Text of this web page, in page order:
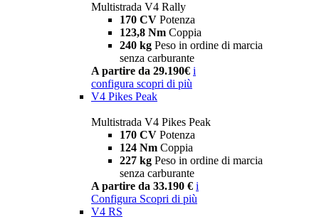
Multistrada V4 Rally
170 CV Potenza
123,8 Nm Coppia
240 kg Peso in ordine di marcia
senza carburante
A partire da 29.190€ i
configura scopri di più
V4 Pikes Peak
Multistrada V4 Pikes Peak
170 CV Potenza
124 Nm Coppia
227 kg Peso in ordine di marcia
senza carburante
A partire da 33.190 € i
Configura Scopri di più
V4 RS